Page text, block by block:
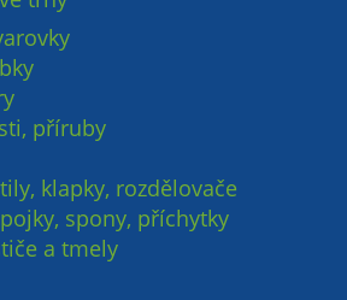
příruby
klapky, rozdělovače
spony, příchytky
a tmely